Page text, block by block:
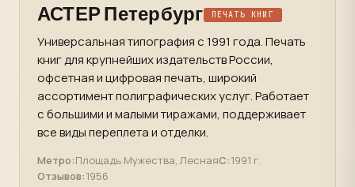
АСТЕР Петербург ПЕЧАТЬ КНИГ
Универсальная типография с 1991 года. Печать
книг для крупнейших издательств России,
офсетная и цифровая печать, широкий
ассортимент полиграфических услуг. Работает
с большими и малыми тиражами, поддерживает
все виды переплета и отделки.
Метро:Площадь Мужества, ЛеснаяС:1991 г.
Отзывов:1956